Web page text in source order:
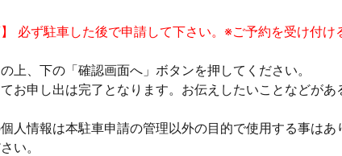
】 必ず駐車した後で申請して下さい。※ご予約を受け付け
上、下の「確認画面へ」ボタンを押してください。
お申し出は完了となります。お伝えしたいことなどがあ
個人情報は本駐車申請の管理以外の目的で使用する事は
い。